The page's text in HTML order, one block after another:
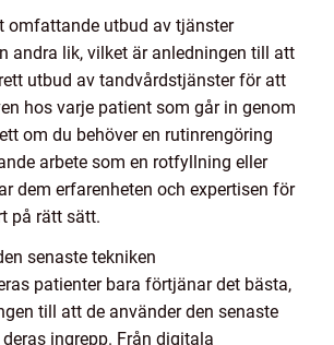
omfattande utbud av tjänster
andra lik, vilket är anledningen till att
utbud av tandvårdstjänster för att
hos varje patient som går in genom
om du behöver en rutinrengöring
arbete som en rotfyllning eller
dem erfarenheten och expertisen för
på rätt sätt.
senaste tekniken
patienter bara förtjänar det bästa,
till att de använder den senaste
ingrepp. Från digitala